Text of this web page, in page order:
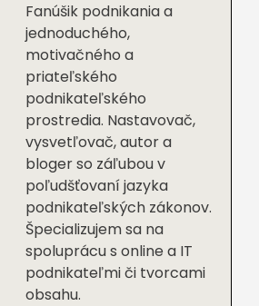
Fanúšik podnikania a
jednoduchého,
motivačného a
priateľského
podnikateľského
prostredia. Nastavovač,
vysvetľovač, autor a
bloger so záľubou v
poľudšťovaní jazyka
podnikateľských zákonov.
Špecializujem sa na
spoluprácu s online a IT
podnikateľmi či tvorcami
obsahu.